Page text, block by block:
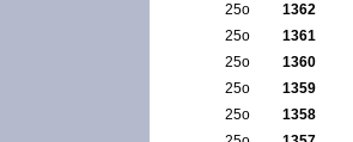
25ο
1362
25ο
1361
25ο
1360
25ο
1359
25ο
1358